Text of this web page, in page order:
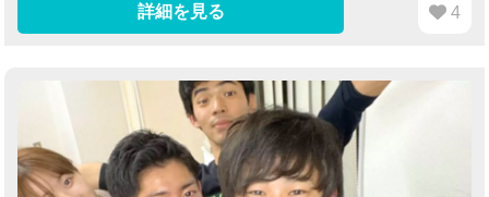
詳細を見る 4